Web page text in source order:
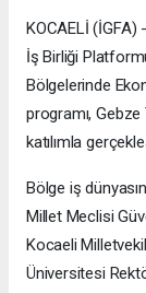
KOCAELİ
İş Birliği
Bölgelerinde
programı,
katılımla
Bölge iş
Millet Meclisi
Kocaeli
Üniversitesi